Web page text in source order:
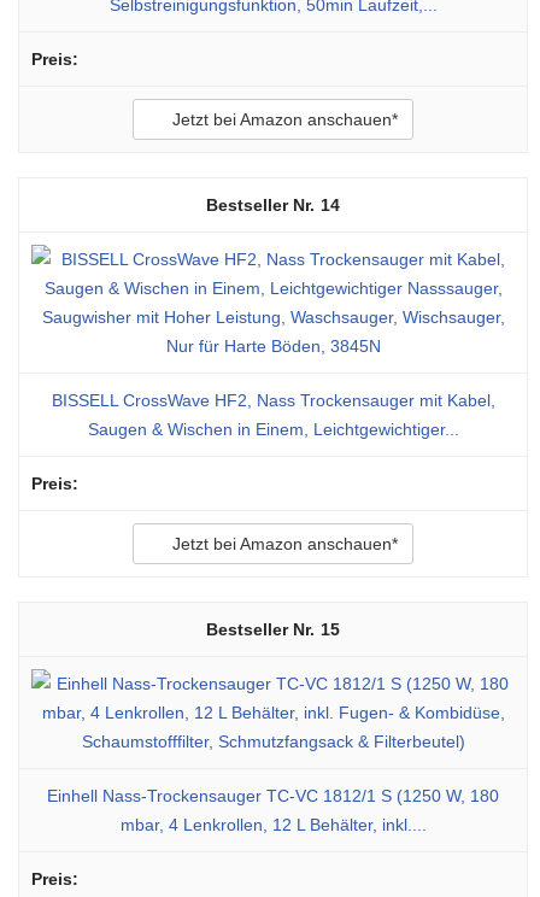
Selbstreinigungsfunktion, 50min Laufzeit,...
Jetzt bei Amazon anschauen*
14
BISSELL CrossWave HF2, Nass Trockensauger mit Kabel,
Saugen & Wischen in Einem, Leichtgewichtiger...
Jetzt bei Amazon anschauen*
15
Einhell Nass-Trockensauger TC-VC 1812/1 S (1250 W, 180
mbar, 4 Lenkrollen, 12 L Behälter, inkl....